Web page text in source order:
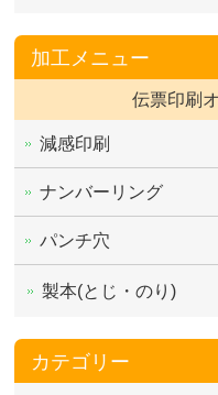
加工メニュー
伝票印刷
減感印刷
ナンバーリング
パンチ穴
製本(とじ・のり)
カテゴリー